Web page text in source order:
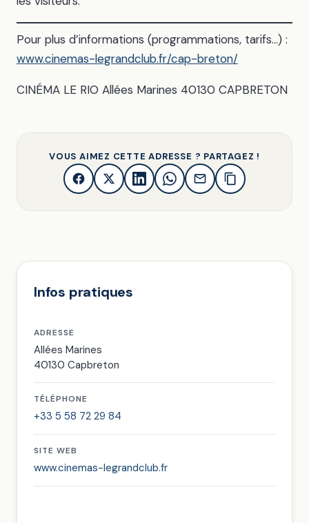
Pour plus d’informations (programmations, tarifs…) :
www.cinemas-legrandclub.fr/cap-breton/
CINÉMA LE RIO Allées Marines 40130 CAPBRETON
VOUS AIMEZ CETTE ADRESSE ? PARTAGEZ !
Infos pratiques
ADRESSE
Allées Marines
40130 Capbreton
TÉLÉPHONE
+33 5 58 72 29 84
SITE WEB
www.cinemas-legrandclub.fr